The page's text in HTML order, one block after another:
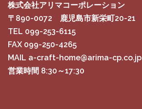
株式会社アリマコーポレーション
〒890-0072 鹿児島市新栄町20-21
TEL 099-253-6115
FAX 099-250-4265
MAIL a-craft-home@arima-cp.co.jp
営業時間 8:30～17:30